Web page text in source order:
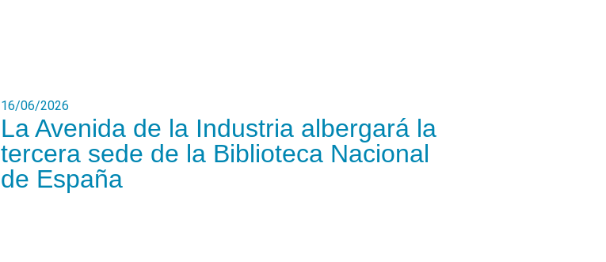
16/06/2026
La Avenida de la Industria albergará la
tercera sede de la Biblioteca Nacional
de España